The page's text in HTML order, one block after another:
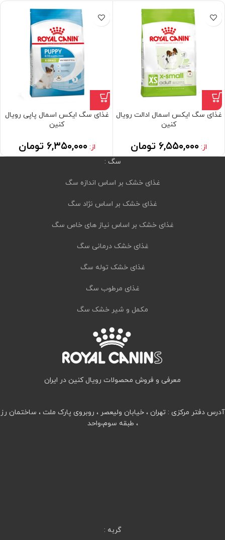
غذای سگ ایکس اسمال ادالت رویال
کنین
از: ۶,۵۵۰,۰۰۰ تومان
غذای سگ ایکس اسمال پاپی رویال
کنین
از:۶,۳۵۰,۰۰۰ تومان
سگ :
غذای خشک بر اساس اندازه سگ
غذای خشک بر اساس نژاد سگ
غذای خشک بر اساس نیاز های خاص سگ
غذای خشک درمانی سگ
غذای خشک توله سگ
غذای مرطوب سگ
مکمل و شیر خشک سگ
معرفی و فروش محصولات رویال کنین در ایران
آدرس دفتر مرکزی : تهران ، خیابان ولیعصر ، روبروی پارک ملت ، ساختمان رز
، طبقه سوم،واحد
گربه :